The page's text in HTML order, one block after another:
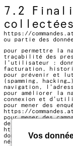
7.2
collectées
https://
ou partie des
pour permettre la
traçabilité des
l’utilisateur :
facturation,
pour prévenir et
(spamming,
navigation,
pour améliorer la
connexion et
pour mener des
https://
pour mener des
de téléphone,
https://
données
nécessité ou à des
Vos